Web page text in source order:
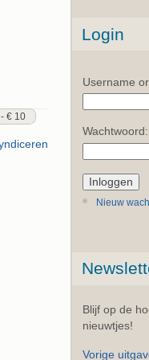
€ 10
Login
Username
Nieuw
Blijf op de
nieuwtjes!
Vorige